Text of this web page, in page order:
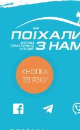
КНОПКА
ЗВ'ЯЗКУ